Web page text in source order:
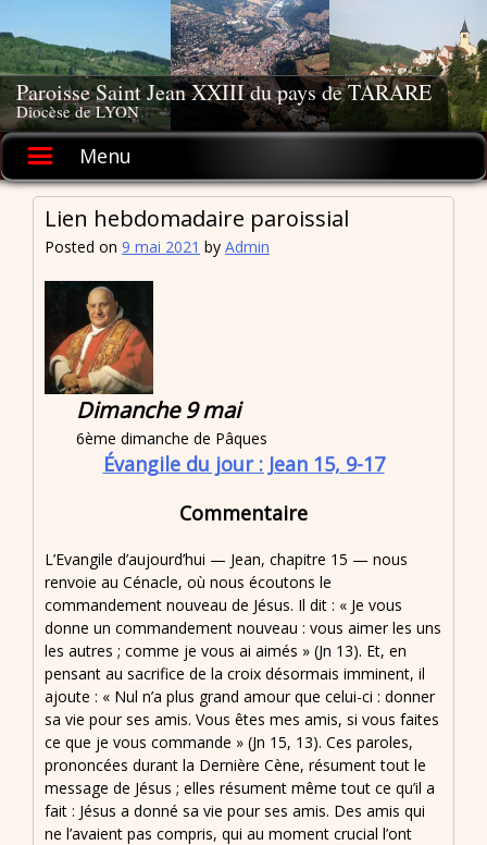
to
content
Paroisse Saint Jean XXIII du pays de TARARE
Diocèse de LYON
Menu
Lien hebdomadaire paroissial
Posted on 9 mai 2021 by Admin
Dimanche 9 mai
6ème dimanche de Pâques
Évangile du jour : Jean 15, 9-17
Commentaire
L’Evangile d’aujourd’hui — Jean, chapitre 15 — nous
renvoie au Cénacle, où nous écoutons le
commandement nouveau de Jésus. Il dit : « Je vous
donne un commandement nouveau : vous aimer les uns
les autres ; comme je vous ai aimés » (Jn 13). Et, en
pensant au sacrifice de la croix désormais imminent, il
ajoute : « Nul n’a plus grand amour que celui-ci : donner
sa vie pour ses amis. Vous êtes mes amis, si vous faites
ce que je vous commande » (Jn 15, 13). Ces paroles,
prononcées durant la Dernière Cène, résument tout le
message de Jésus ; elles résument même tout ce qu’il a
fait : Jésus a donné sa vie pour ses amis. Des amis qui
ne l’avaient pas compris, qui au moment crucial l’ont